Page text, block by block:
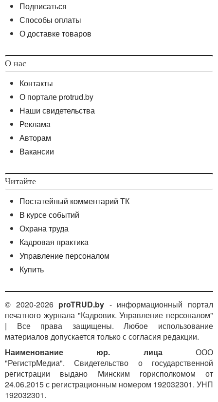
Подписаться
Способы оплаты
О доставке товаров
О нас
Контакты
О портале protrud.by
Наши свидетельства
Реклама
Авторам
Вакансии
Читайте
Постатейный комментарий ТК
В курсе событий
Охрана труда
Кадровая практика
Управление персоналом
Купить
© 2020-2026 proTRUD.by - информационный портал
печатного журнала "Кадровик. Управление персоналом"
| Все права защищены. Любое использование
материалов допускается только с согласия редакции.
Наименование юр. лицаООО
"РегистрМедиа". Свидетельство о государственной
регистрации выдано Минским горисполкомом от
24.06.2015 с регистрационным номером 192032301. УНП
192032301.